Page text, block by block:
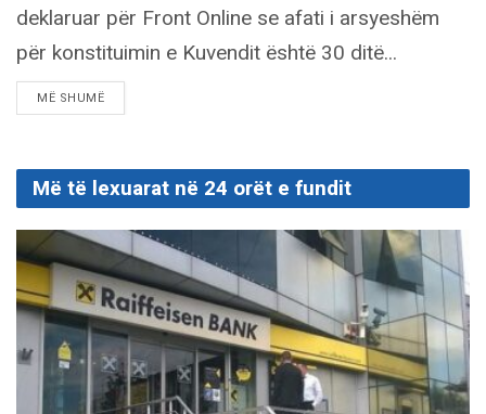
deklaruar për Front Online se afati i arsyeshëm
për konstituimin e Kuvendit është 30 ditë...
MË SHUMËDETAILS
Më të lexuarat në 24 orët e fundit